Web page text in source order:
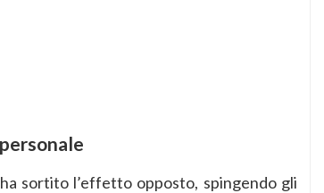
sortito l’effetto opposto, spingendo gli